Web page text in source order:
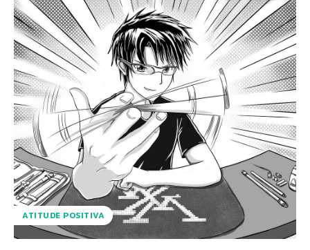
ATITUDE POSITIVA